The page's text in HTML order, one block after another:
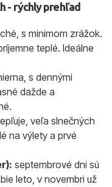
- rýchly prehľad
s minimom zrážok.
teplé. Ideálne
s dennými
dažde a
veľa slnečných
na výlety a prvé
septembrové dni sú
leto, v novembri už